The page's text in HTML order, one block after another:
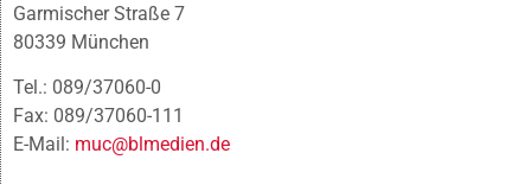
Garmischer Straße 7
80339 München
Tel.: 089/37060-0
Fax: 089/37060-111
E-Mail: muc@blmedien.de